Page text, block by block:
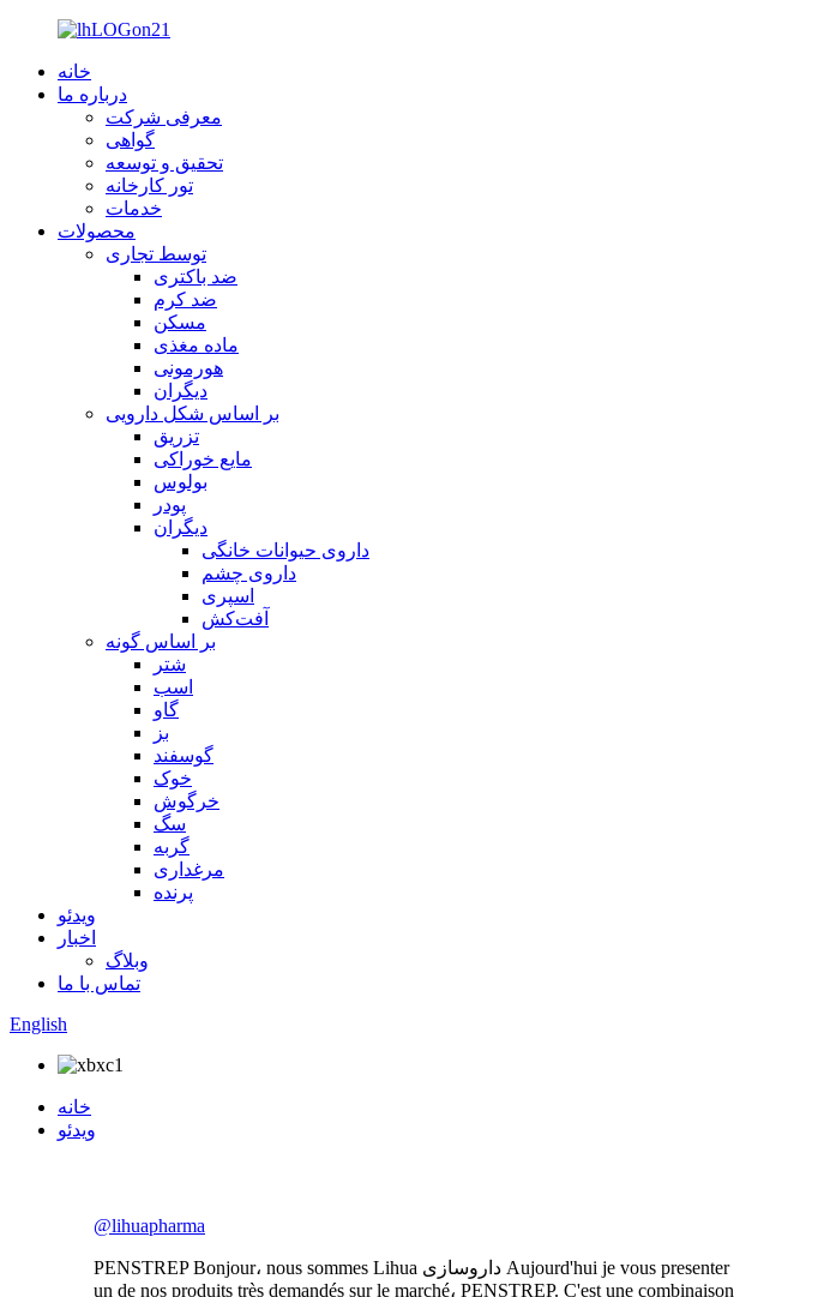
خانه
درباره ما
معرفی شرکت
گواهی
تحقیق و توسعه
تور کارخانه
خدمات
محصولات
توسط تجاری
ضد باکتری
ضد کرم
مسکن
ماده مغذی
هورمونی
دیگران
بر اساس شکل دارویی
تزریق
مایع خوراکی
بولوس
پودر
دیگران
داروی حیوانات خانگی
داروی چشم
اسپری
آفت‌کش
بر اساس گونه
شتر
اسب
گاو
بز
گوسفند
خوک
خرگوش
سگ
گربه
مرغداری
پرنده
ویدئو
اخبار
وبلاگ
تماس با ما
English
خانه
ویدئو
@lihuapharma
PENSTREP Bonjour، nous sommes Lihua داروسازی Aujourd'hui je vous presenter
un de nos produits très demandés sur le marché، PENSTREP. C'est une combinaison